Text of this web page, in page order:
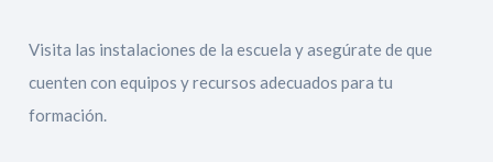
Visita las instalaciones de la escuela y asegúrate de que
cuenten con equipos y recursos adecuados para tu
formación.